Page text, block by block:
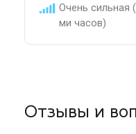
Очень сильная
ми часов)
Отзывы и